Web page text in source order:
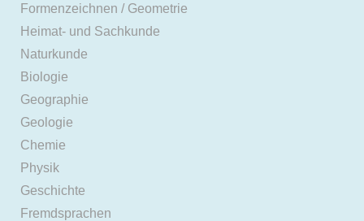
Formenzeichnen / Geometrie
Heimat- und Sachkunde
Naturkunde
Biologie
Geographie
Geologie
Chemie
Physik
Geschichte
Fremdsprachen